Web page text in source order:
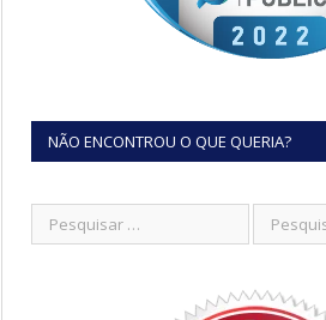
NÃO ENCONTROU O QUE QUERIA?